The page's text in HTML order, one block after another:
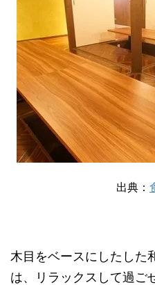
出典：
木目をベースにしたした
は、リラックスして過ご